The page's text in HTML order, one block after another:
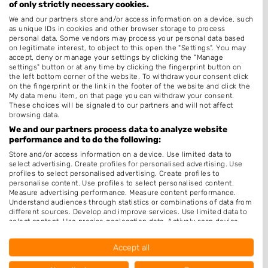
Schoonheidssalon
Permanenten
Thuiskapper
Barber
Keratine behandeling
Pruiken
Zonder Afspraak
Hairextensions
Openingstijden
Maandag
Gesloten
Dinsdag
9:00 -17:30
of only strictly necessary cookies.
We and our partners store and/or access information on a device, such
as unique IDs in cookies and other browser storage to process
personal data. Some vendors may process your personal data based
on legitimate interest, to object to this open the "Settings". You may
accept, deny or manage your settings by clicking the "Manage
settings" button or at any time by clicking the fingerprint button on
the left bottom corner of the website. To withdraw your consent click
on the fingerprint or the link in the footer of the website and click the
My data menu item, on that page you can withdraw your consent.
These choices will be signaled to our partners and will not affect
browsing data.
We and our partners process data to analyze website
performance and to do the following:
Store and/or access information on a device. Use limited data to
select advertising. Create profiles for personalised advertising. Use
profiles to select personalised advertising. Create profiles to
personalise content. Use profiles to select personalised content.
Measure advertising performance. Measure content performance.
Understand audiences through statistics or combinations of data from
different sources. Develop and improve services. Use limited data to
select content. Use precise geolocation data. Actively scan device
Data may be shared outside of the European Union and send to the
Your consent and the cookie policy applies solely to this website/app.
Accept all